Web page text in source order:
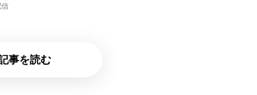
信
事を読む